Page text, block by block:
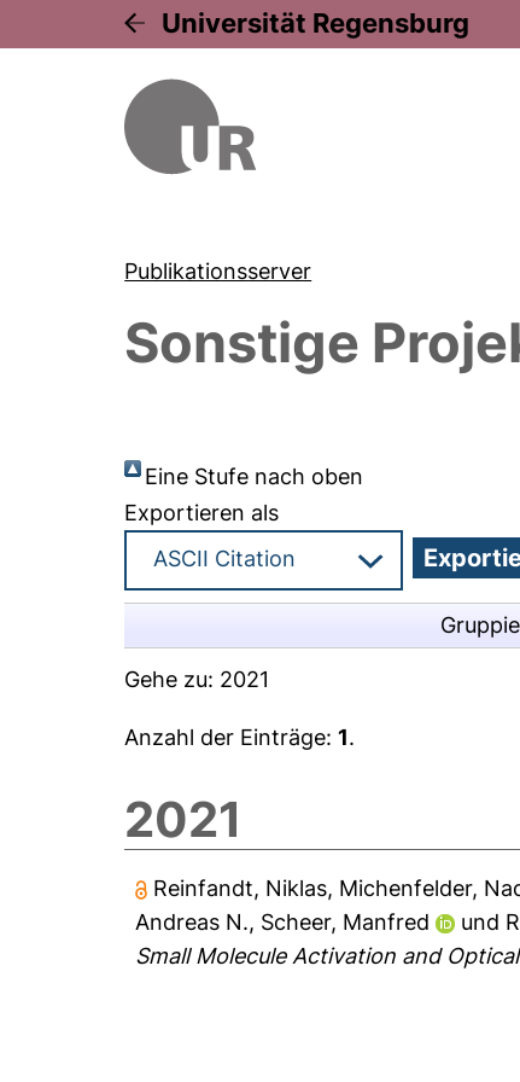
Universität Regensburg
Publikationsserver
Sonstige
Eine Stufe nach oben
Exportieren als
Gehe zu: 2021
Anzahl der Einträge:1.
2021
Reinfandt, Niklas, Michenfelder,
Andreas N., Scheer, Manfred und
Small Molecule Activation and